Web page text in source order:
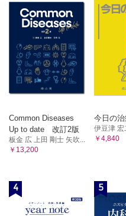
Common Diseases
Up to date 改訂2版
板金 広 上田 剛士 矢吹...
￥13,200
今日の
伊豆津 宏
￥4,840
4 5